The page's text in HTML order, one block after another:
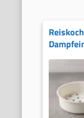
Löffel